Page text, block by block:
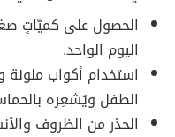
الحصول على كميّاتٍ
اليوم الواحد.
استخدام أكواب
الطفل ويُشعِره
الحذر من الظروف